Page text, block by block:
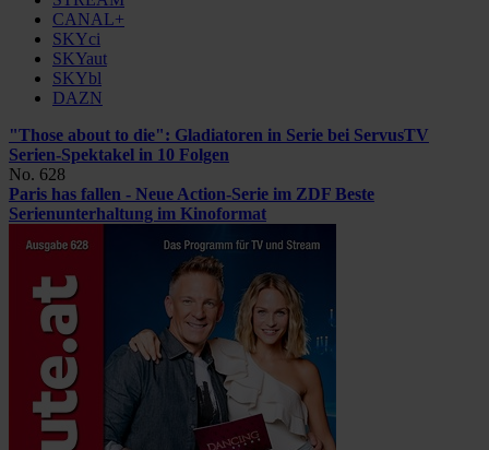
CANAL+
SKYci
SKYaut
SKYbl
DAZN
"Those about to die": Gladiatoren in Serie bei ServusTV
Serien-Spektakel in 10 Folgen
No. 628
Paris has fallen - Neue Action-Serie im ZDF Beste
Serienunterhaltung im Kinoformat